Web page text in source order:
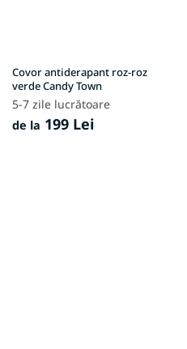
Covor antiderapant roz-roz
verde Candy Town
5-7 zile lucrătoare
de la 199 Lei